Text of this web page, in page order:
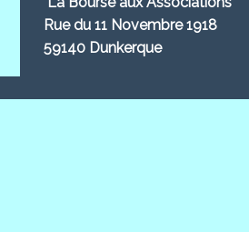
Rue du 11 Novembre 1918
59140 Dunkerque